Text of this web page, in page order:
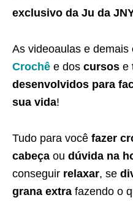
exclusivo da Ju da
As videoaulas e demais
Crochê e dos cursos e
desenvolvidos para
sua vida!
Tudo para você fazer
cabeça ou dúvida na
conseguir relaxar, se
grana extra fazendo o